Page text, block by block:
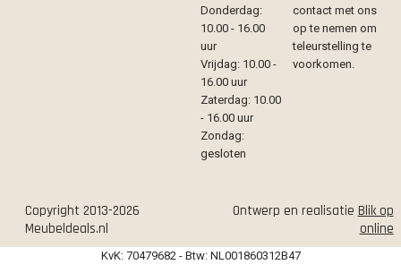
Donderdag:
10.00 - 16.00
uur
Vrijdag: 10.00 -
16.00 uur
Zaterdag: 10.00
- 16.00 uur
Zondag:
gesloten
contact met ons
op te nemen om
teleurstelling te
voorkomen.
Copyright 2013-2026
Meubeldeals.nl
Ontwerp en realisatie Blik op
online
KvK: 70479682 - Btw: NL001860312B47